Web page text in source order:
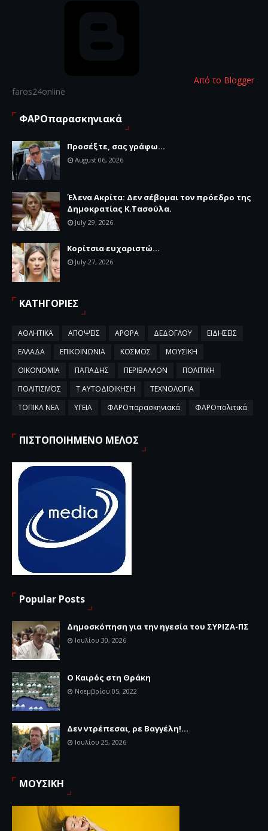
Από το Blogger
faros24online
ΦΑΡΟπαρασκηνιακά
Προσέξτε, σας γράφω...
August 06, 2026
Έλενα Ακρίτα: Δεν σέβομαι τον πρόεδρο της
Δημοκρατίας Κ.Τασούλα.
July 29, 2026
Κορίτσια ευχαριστώ...
July 27, 2026
ΚΑΤΗΓΟΡΙΕΣ
ΑΘΛΗΤΙΚΑ ΑΠΟΨΕΙΣ ΑΡΘΡΑ ΔΕΔΟΓΛΟΥ
ΕΙΔΗΣΕΙΣ
ΕΛΛΑΔΑ
ΕΠΙΚΟΙΝΩΝΙΑ ΚΟΣΜΟΣ
ΜΟΥΣΙΚΗ
ΟΙΚΟΝΟΜΙΑ
ΠΑΠΑΔΗΣ ΠΕΡΙΒΑΛΛΟΝ
ΠΟΛΙΤΙΚΗ
ΠΟΛΙΤΙΣΜΌΣ
Τ.ΑΥΤΟΔΙΟΙΚΗΣΗ
ΤΕΧΝΟΛΟΓΙΑ
ΤΟΠΙΚΑ ΝΕΑ
ΥΓΕΙΑ ΦΑΡΟπαρασκηνιακά ΦΑΡΟπολιτικά
ΠΙΣΤΟΠΟΙΗΜΕΝΟ ΜΕΛΟΣ
Popular Posts
Δημοσκόπηση για την ηγεσία του ΣΥΡΙΖΑ-ΠΣ
Ιουλίου 30, 2026
Ο Καιρός στη Θράκη
Νοεμβρίου 05, 2022
Δεν ντρέπεσαι, ρε Βαγγέλη!...
Ιουλίου 25, 2026
ΜΟΥΣΙΚΗ